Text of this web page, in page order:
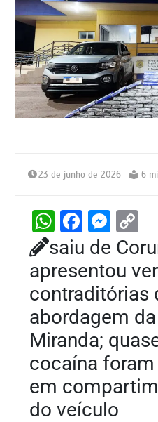
23 de junho de 2026 6
W
h
at
s
A
p
p
F
a
c
e
b
o
o
k
M
e
s
s
e
n
g
er
o
p
y
Li
n
k
saiu de
apresentou
contraditórias
abordagem
Miranda;
cocaína
em
do veículo